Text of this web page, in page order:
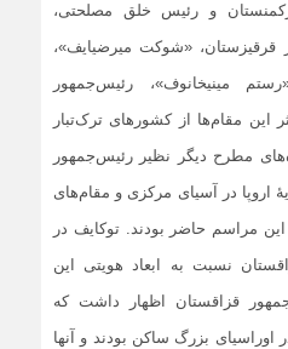
و رئیس خلق مصلحتی،
قرقیزستان، «شوکت میرضیایف»،
مینیخانوف»، رئیس‌جمهور
این مقام‌ها از کشورهای ترک‌تبار
مطرح دیگر نظیر رئیس‌جمهور
اروپا در آسیای مرکزی و مقام‌های
مراسم حاضر بودند. توکایف در
نسبت به ابعاد هویتی این
قزاقستان اظهار داشت که
بزرگ ساکن بودند و آنها